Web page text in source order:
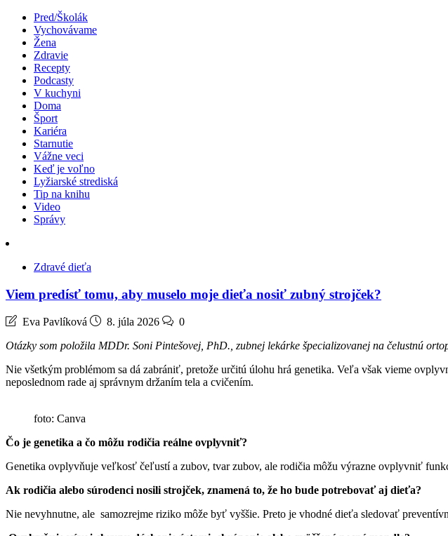
Pred/Školák
Vychovávame
Žena
Zdravie
Recepty
Podcasty
V kuchyni
Doma
Šport
Kariéra
Starnutie
Vážne veci
Keď je voľno
Lyžiarské strediská
Tip na knihu
Video
Správy
Zdravé dieťa
Viem predísť tomu, aby muselo moje dieťa nosiť zubný strojček?
Eva Pavlíková 8. júla 2026
0
Otázky som položila MDDr. Soni Pintešovej, PhD., zubnej lekárke špecializovanej na čelustnú
Nie všetkým problémom sa dá zabrániť, pretože určitú úlohu hrá genetika. Veľa však vieme
neposlednom rade aj správnym držaním tela a cvičením.
foto: Canva
Čo je genetika a čo môžu rodičia reálne ovplyvniť?
Genetika ovplyvňuje veľkosť čeľustí a zubov, tvar zubov, ale rodičia môžu výrazne ovplyvniť
Ak rodičia alebo súrodenci nosili strojček, znamená to, že ho bude potrebovať aj dieťa?
Nie nevyhnutne, ale samozrejme riziko môže byť vyššie. Preto je vhodné dieťa sledovať